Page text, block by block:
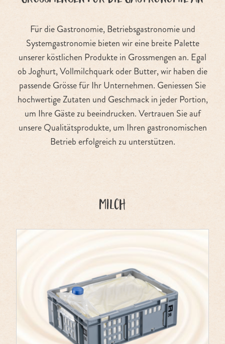
Für die Gastronomie, Betriebsgastronomie und
Systemgastronomie bieten wir eine breite Palette
unserer köstlichen Produkte in Grossmengen an. Egal
ob Joghurt, Vollmilchquark oder Butter, wir haben die
passende Grösse für Ihr Unternehmen. Geniessen Sie
hochwertige Zutaten und Geschmack in jeder Portion,
um Ihre Gäste zu beeindrucken. Vertrauen Sie auf
unsere Qualitätsprodukte, um Ihren gastronomischen
Betrieb erfolgreich zu unterstützen.
Milch